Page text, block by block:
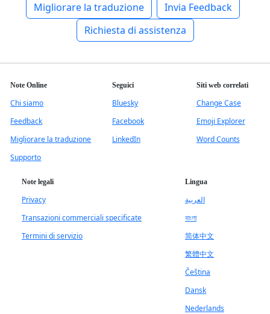
Migliorare la traduzione
Invia Feedback
Richiesta di assistenza
Note Online
Chi siamo
Feedback
Migliorare la traduzione
Supporto
Seguici
Bluesky
Facebook
LinkedIn
Siti web correlati
Change Case
Emoji Explorer
Word Counts
Note legali
Privacy
Transazioni commerciali specificate
Termini di servizio
Lingua
العربية
বাংলা
简体中文
繁體中文
Čeština
Dansk
Nederlands